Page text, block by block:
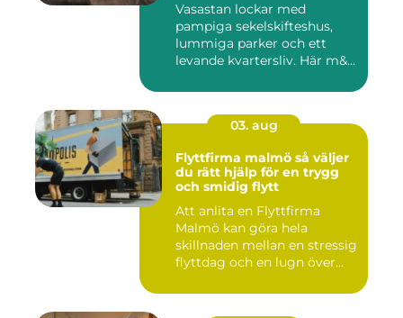
Vasastan lockar med
pampiga sekelskifteshus,
lummiga parker och ett
levande kvartersliv. Här m&...
03. aug
Flyttfirma malmö så väljer
du rätt hjälp för en trygg
och smidig flytt
Att anlita en Flyttfirma
Malmö kan göra hela
skillnaden mellan en stressig
flyttdag och en lugn över...